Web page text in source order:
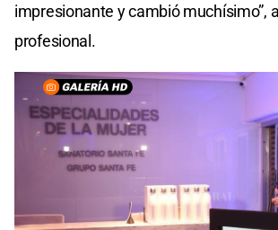
impresionante y cambió muchísimo”,
profesional.